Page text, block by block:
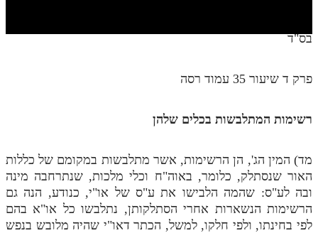
חלק יג
חלק ט"ז
בית שער הכוונות
שידור חי
בס"ד
פרק ד שיעור 35 עמוד רסה
רשימות המתלבשות בכלים שלהן
מד) המין הג', הן הרשימות, אשר מתלבשות במקומם של כללות
האור שנסתלק, כלומר, באוה"ח וכלי מלכות, שנתרחבה מינה
ובה לע"ס: שהמה הלבישו את ע"ס של או"י, כנודע, הנה גם
הרשימות הנשארות אחרי הסתלקותן, נתלבשו כל או"א בהם
לפי בחינתו, ולפי חלקו, למשל, הכתר דאו"י שהיה מלובש בנפש